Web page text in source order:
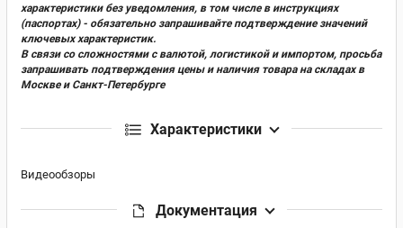
характеристики без уведомления, в том числе в инструкциях
(паспортах) - обязательно запрашивайте подтверждение значений
ключевых характеристик.
В связи со сложностями с валютой, логистикой и импортом, просьба
запрашивать подтверждения цены и наличия товара на складах в
Москве и Санкт-Петербурге
Характеристики
Видеообзоры
Документация